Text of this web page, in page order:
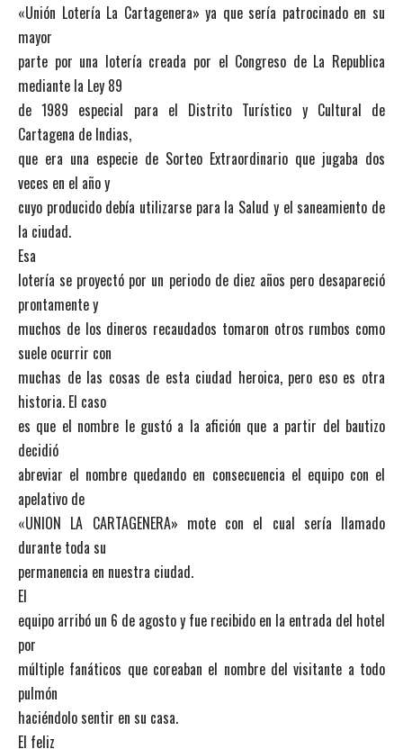
«Unión Lotería La Cartagenera» ya que sería patrocinado en su
mayor
parte por una lotería creada por el Congreso de La Republica
mediante la Ley 89
de 1989 especial para el Distrito Turístico y Cultural de
Cartagena de Indias,
que era una especie de Sorteo Extraordinario que jugaba dos
veces en el año y
cuyo producido debía utilizarse para la Salud y el saneamiento de
la ciudad.
Esa
lotería se proyectó por un periodo de diez años pero desapareció
prontamente y
muchos de los dineros recaudados tomaron otros rumbos como
suele ocurrir con
muchas de las cosas de esta ciudad heroica, pero eso es otra
historia. El caso
es que el nombre le gustó a la afición que a partir del bautizo
decidió
abreviar el nombre quedando en consecuencia el equipo con el
apelativo de
«UNION LA CARTAGENERA» mote con el cual sería llamado
durante toda su
permanencia en nuestra ciudad.
El
equipo arribó un 6 de agosto y fue recibido en la entrada del hotel
por
múltiple fanáticos que coreaban el nombre del visitante a todo
pulmón
haciéndolo sentir en su casa.
El feliz